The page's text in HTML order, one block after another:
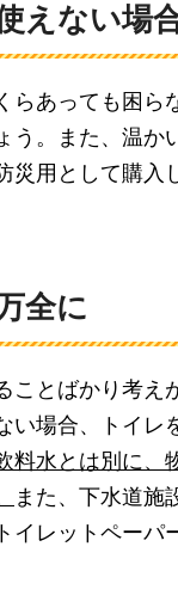
えない場
らあっても困ら
う。また、温
災用として購入
全に
ことばかり考え
い場合、トイ
料水とは別に、
また、下水道施
イレットペー